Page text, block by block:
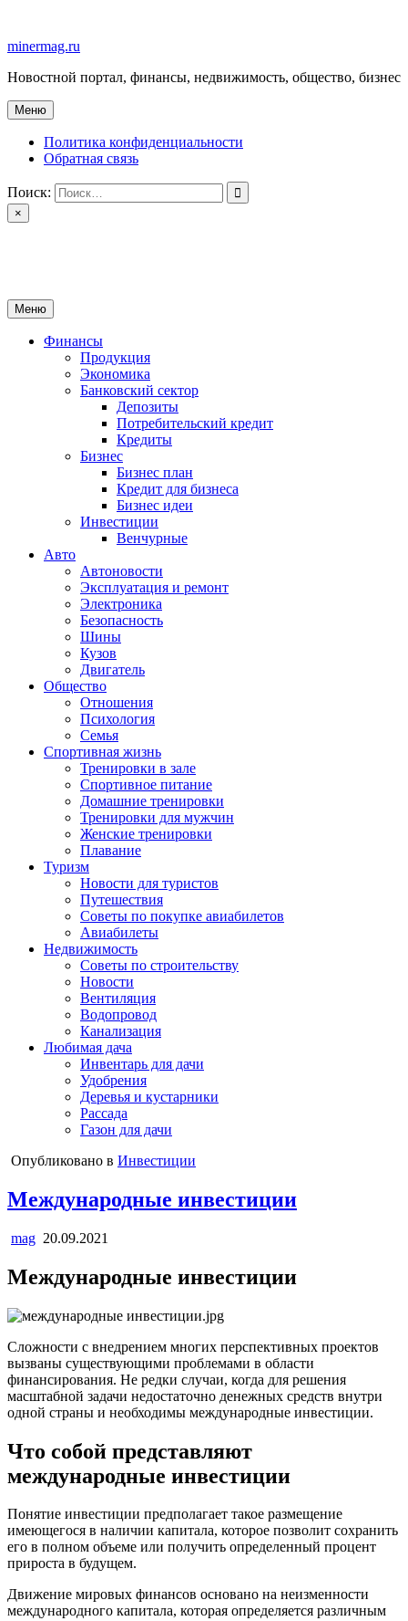
содержимому
minermag.ru
Новостной портал, финансы, недвижимость, общество, бизнес
Меню
Политика конфиденциальности
Обратная связь
Поиск:
×
Меню
Финансы
Продукция
Экономика
Банковский сектор
Депозиты
Потребительский кредит
Кредиты
Бизнес
Бизнес план
Кредит для бизнеса
Бизнес идеи
Инвестиции
Венчурные
Авто
Автоновости
Эксплуатация и ремонт
Электроника
Безопасность
Шины
Кузов
Двигатель
Общество
Отношения
Психология
Семья
Спортивная жизнь
Тренировки в зале
Спортивное питание
Домашние тренировки
Тренировки для мужчин
Женские тренировки
Плавание
Туризм
Новости для туристов
Путешествия
Советы по покупке авиабилетов
Авиабилеты
Недвижимость
Советы по строительству
Новости
Вентиляция
Водопровод
Канализация
Любимая дача
Инвентарь для дачи
Удобрения
Деревья и кустарники
Рассада
Газон для дачи
Опубликовано в Инвестиции
Международные инвестиции
mag 20.09.2021
Международные инвестиции
Сложности с внедрением многих перспективных проектов
вызваны существующими проблемами в области
финансирования. Не редки случаи, когда для решения
масштабной задачи недостаточно денежных средств внутри
одной страны и необходимы международные инвестиции.
Что собой представляют
международные инвестиции
Понятие инвестиции предполагает такое размещение
имеющегося в наличии капитала, которое позволит сохранить
его в полном объеме или получить определенный процент
прироста в будущем.
Движение мировых финансов основано на неизменности
международного капитала, которая определяется различным